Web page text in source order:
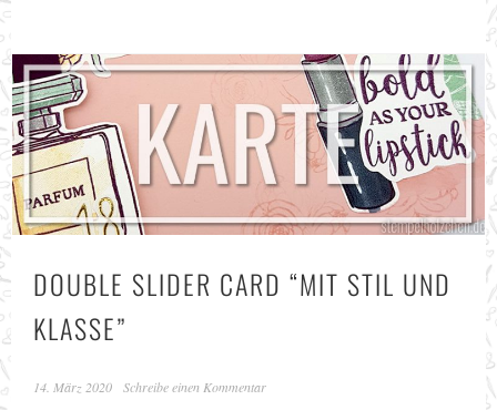
DOUBLE SLIDER CARD “MIT STIL UND
KLASSE”
14. März 2020 Schreibe einen Kommentar